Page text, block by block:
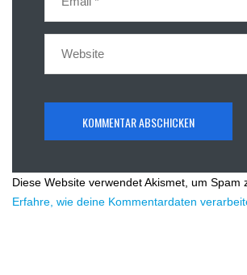
Diese Website verwendet Akismet, um Spam
Erfahre, wie deine Kommentardaten